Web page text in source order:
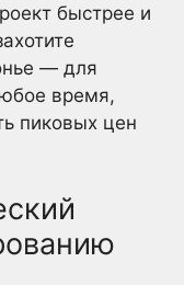
быстрее и
— для
время,
пиковых цен